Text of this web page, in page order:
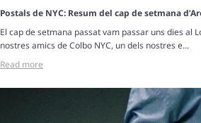
Postals de NYC: Resum del cap de setmana
El cap de setmana passat vam passar uns dies al
nostres amics de Colbo NYC, un dels nostres e...
Read more